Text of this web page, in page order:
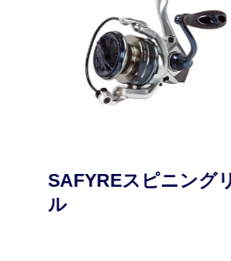
SAFYREスピニングリー